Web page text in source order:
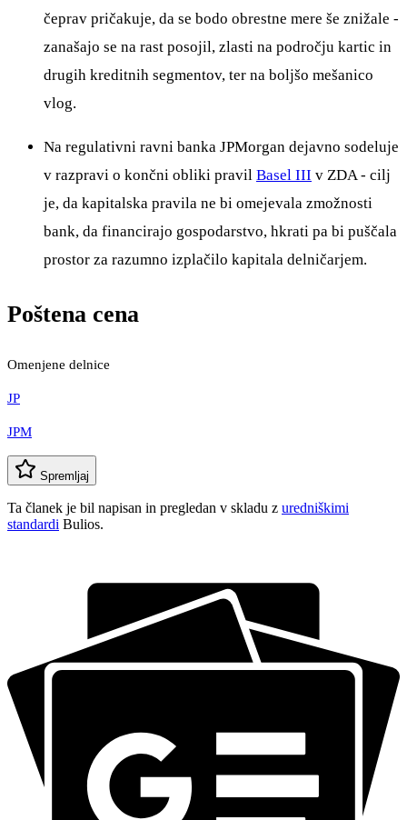
čeprav pričakuje, da se bodo obrestne mere še znižale -
zanašajo se na rast posojil, zlasti na področju kartic in
drugih kreditnih segmentov, ter na boljšo mešanico
vlog.
Na regulativni ravni banka JPMorgan dejavno sodeluje
v razpravi o končni obliki pravil Basel III v ZDA - cilj
je, da kapitalska pravila ne bi omejevala zmožnosti
bank, da financirajo gospodarstvo, hkrati pa bi puščala
prostor za razumno izplačilo kapitala delničarjem.
Poštena cena
Omenjene delnice
JP
JPM
Spremljaj
Ta članek je bil napisan in pregledan v skladu z uredniškimi
standardi Bulios.